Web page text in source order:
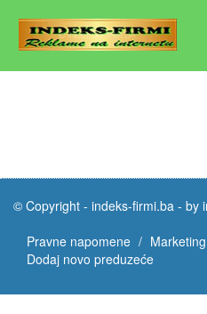
© Copyright - indeks-firmi.ba - by
Pravne napomene
Marketing
Dodaj novo preduzeće